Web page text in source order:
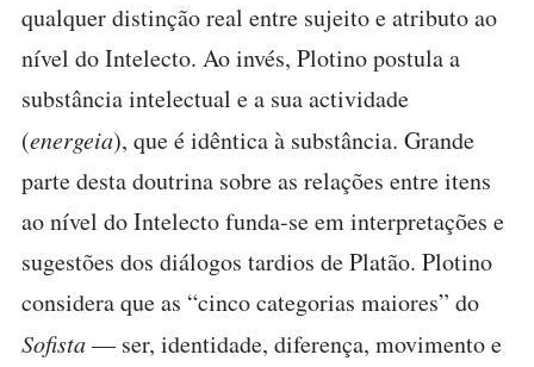
qualquer distinção real entre sujeito e atributo ao
nível do Intelecto. Ao invés, Plotino postula a
substância intelectual e a sua actividade
(energeia), que é idêntica à substância. Grande
parte desta doutrina sobre as relações entre itens
ao nível do Intelecto funda-se em interpretações e
sugestões dos diálogos tardios de Platão. Plotino
considera que as “cinco categorias maiores” do
Sofista— ser, identidade, diferença, movimento e